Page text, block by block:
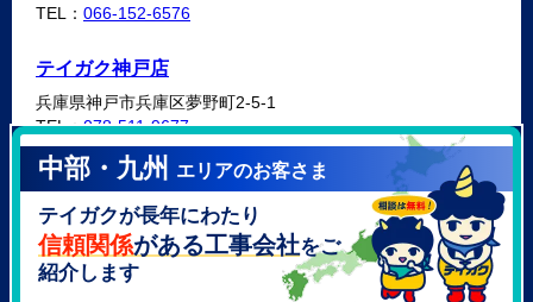
TEL： 066-152-6576
テイガク神戸店
兵庫県神戸市兵庫区夢野町2-5-1
TEL：078-511-9677
テイガク泉北・泉南店
大阪府泉北郡忠岡町高月南3-14
TEL：072-521-2637
中部・九州 エリアのお客さま
テイガクが長年にわたり
信頼関係がある工事会社をご
紹介します